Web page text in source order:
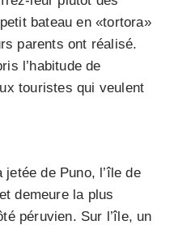
bateau en «tortora»
parents ont réalisé.
l’habitude de
touristes qui veulent
de Puno, l’île de
demeure la plus
péruvien. Sur l’île, un